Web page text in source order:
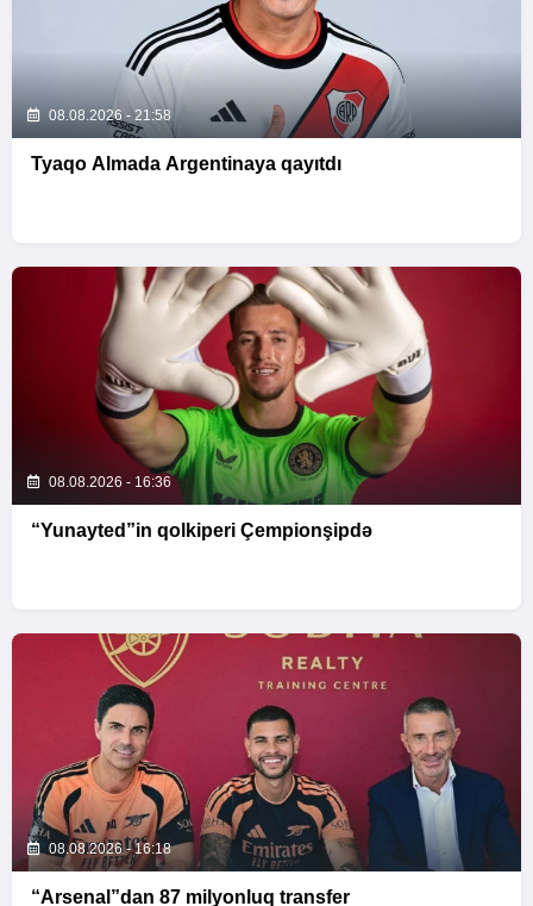
08.08.2026 - 21:58
Tyaqo Almada Argentinaya qayıtdı
08.08.2026 - 16:36
“Yunayted”in qolkiperi Çempionşipdə
08.08.2026 - 16:18
“Arsenal”dan 87 milyonluq transfer